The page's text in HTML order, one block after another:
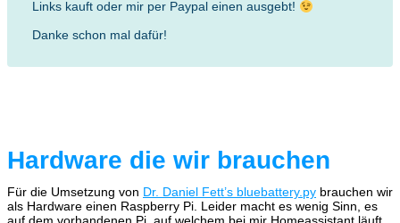
Links kauft oder mir per Paypal einen ausgebt!
Danke schon mal dafür!
Hardware die wir brauchen
Für die Umsetzung von Dr. Daniel Fett’s bluebattery.py brauchen wir
als Hardware einen Raspberry Pi. Leider macht es wenig Sinn, es